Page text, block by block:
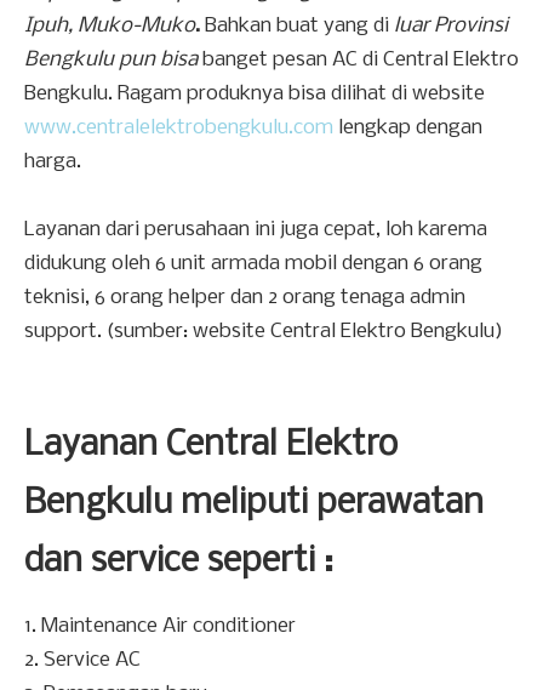
Ipuh, Muko-Muko. Bahkan buat yang di luar Provinsi
Bengkulu pun bisabanget pesan AC di Central Elektro
Bengkulu. Ragam produknya bisa dilihat di website
www.centralelektrobengkulu.com lengkap dengan
harga.
Layanan dari perusahaan ini juga cepat, loh karema
didukung oleh 6 unit armada mobil dengan 6 orang
teknisi, 6 orang helper dan 2 orang tenaga admin
support. (sumber: website Central Elektro Bengkulu)
Layanan Central Elektro
Bengkulu meliputi perawatan
dan service seperti :
1. Maintenance Air conditioner
2. Service AC